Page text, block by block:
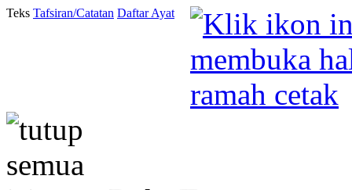
Teks Tafsiran/Catatan Daftar Ayat